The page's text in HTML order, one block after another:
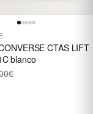
CTAS LIFT
blanco